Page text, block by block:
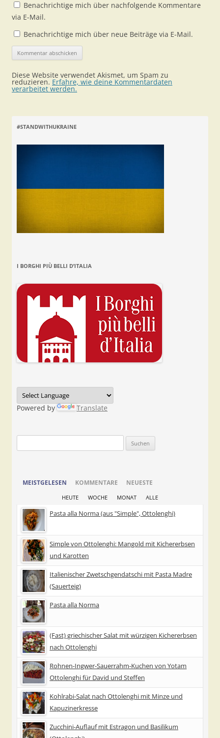
Benachrichtige mich über nachfolgende Kommentare
via E-Mail.
Benachrichtige mich über neue Beiträge via E-Mail.
Diese Website verwendet Akismet, um Spam zu
reduzieren. Erfahre, wie deine Kommentardaten
verarbeitet werden.
#STANDWITHUKRAINE
I BORGHI PIÙ BELLI D’ITALIA
Powered by Translate
nach:
MEISTGELESEN KOMMENTARE NEUESTE
HEUTE WOCHE MONAT ALLE
Pasta alla Norma (aus "Simple", Ottolenghi)
Simple von Ottolenghi: Mangold mit Kichererbsen
und Karotten
Italienischer Zwetschgendatschi mit Pasta Madre
(Sauerteig)
Pasta alla Norma
(Fast) griechischer Salat mit würzigen Kichererbsen
nach Ottolenghi
Rohnen-Ingwer-Sauerrahm-Kuchen von Yotam
Ottolenghi für David und Steffen
Kohlrabi-Salat nach Ottolenghi mit Minze und
Kapuzinerkresse
Zucchini-Auflauf mit Estragon und Basilikum